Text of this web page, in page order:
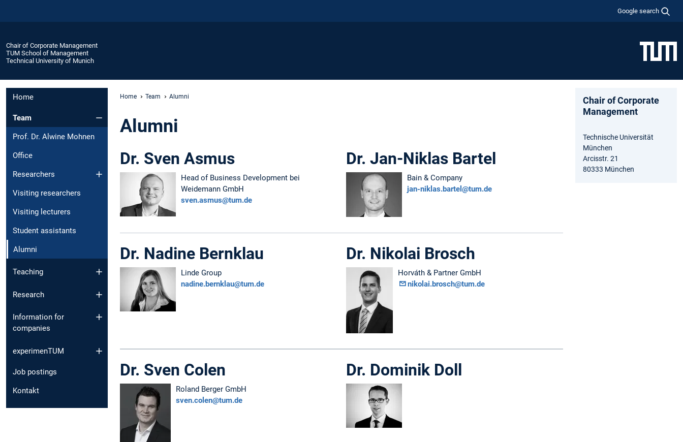
Google search
Chair of Corporate Management
TUM School of Management
Technical University of Munich
Home
Team
Prof. Dr. Alwine Mohnen
Office
Researchers
Visiting researchers
Visiting lecturers
Student assistants
Alumni
Teaching
Research
Information for
companies
experimenTUM
Job postings
Kontakt
Home Team Alumni
Alumni
Dr. Sven Asmus
Head of Business Development bei
Weidemann GmbH
sven.asmus@tum.de
Dr. Jan-Niklas Bartel
Bain & Company
jan-niklas.bartel@tum.de
Dr. Nadine Bernklau
Linde Group
nadine.bernklau@tum.de
Dr. Nikolai Brosch
Horváth & Partner GmbH
nikolai.brosch@tum.de
Dr. Sven Colen
Roland Berger GmbH
sven.colen@tum.de
Dr. Dominik Doll
Chair of Corporate
Management
Technische Universität
München
Arcisstr. 21
80333 München